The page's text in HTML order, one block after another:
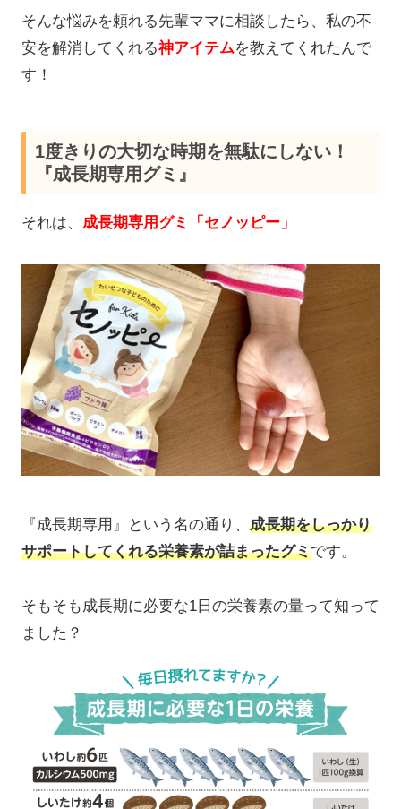
そんな悩みを頼れる先輩ママに相談したら、私の不
安を解消してくれる神アイテムを教えてくれたんで
す！
1度きりの大切な時期を無駄にしない！
『成長期専用グミ』
それは、 成長期専用グミ「セノッピー」
『成長期専用』という名の通り、 成長期をしっかり
サポートしてくれる栄養素が詰まったグミです。
そもそも成長期に必要な1日の栄養素の量って知って
ました？